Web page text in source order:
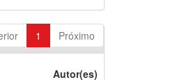
1 Próximo
Autor(es)